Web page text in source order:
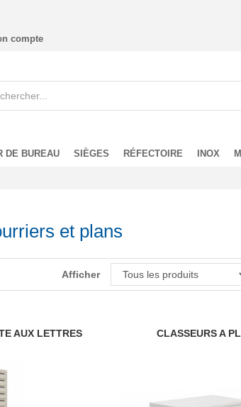
compte
DE BUREAU SIÈGES RÉFECTOIRE INOX
et plans
Afficher
AUX LETTRES CLASSEURS A